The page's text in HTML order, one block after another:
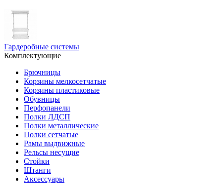
Гардеробные системы
Комплектующие
Брючницы
Корзины мелкосетчатые
Корзины пластиковые
Обувницы
Перфопанели
Полки ЛДСП
Полки металлические
Полки сетчатые
Рамы выдвижные
Рельсы несущие
Стойки
Штанги
Аксессуары